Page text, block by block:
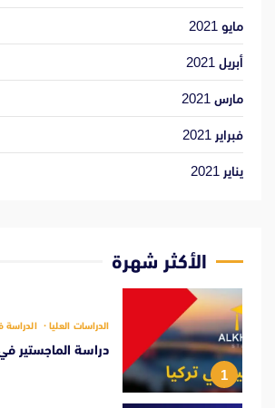
مايو 2021
أبريل 2021
مارس 2021
فبراير 2021
يناير 2021
الأكثر شهرة
1
الدراسات العليا الدراسة
دراسة الماجستير في